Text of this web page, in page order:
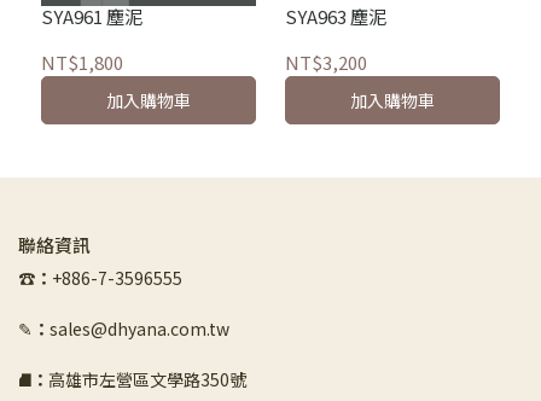
SYA961 塵泥
NT$1,800
加入購物車
SYA963 塵泥
NT$3,200
加入購物車
聯絡資訊
☎︎ ： +886-7-3596555
✎ ： sales@dhyana.com.tw
⛘ ： 高雄市左營區文學路350號